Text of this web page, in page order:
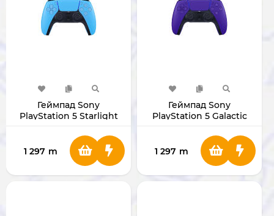
Геймпад Sony
PlayStation 5 Starlight
1 297 m
Геймпад Sony
PlayStation 5 Galactic
1 297 m